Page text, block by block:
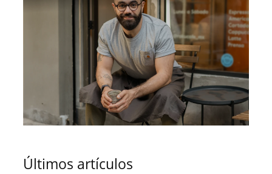
Últimos artículos